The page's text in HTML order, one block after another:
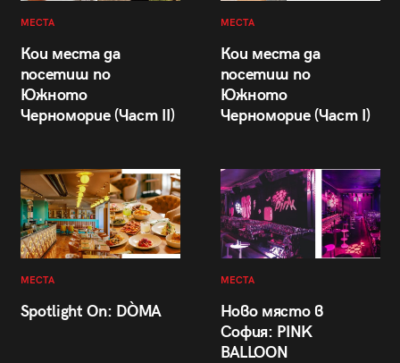
МЕСТА
Кои места да
посетиш по
Южното
Черноморие (Част II)
МЕСТА
Кои места да
посетиш по
Южното
Черноморие (Част I)
МЕСТА
Spotlight On: DÒMA
МЕСТА
Ново място в
София: PINK
BALLOON